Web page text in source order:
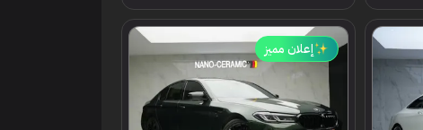
إعلان مميز